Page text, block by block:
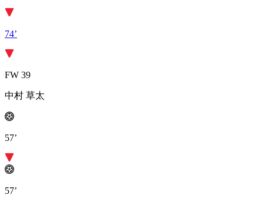
74’
FW 39
中村 草太
57’
57’